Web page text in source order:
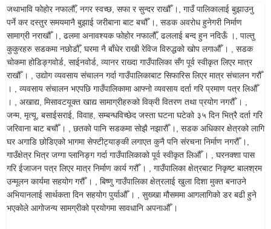
जथाभावि फोहोर नफालौँ, नगर स्वच्छ, सफा र सुन्दर राखौँ ।, गाउँ पालिकालाई बुझाउनु
पर्ने कर दस्तुर समयमानै बुझाई जरीबाना बाट बचौँ ।, सडक अवरोध हुनेगरी निर्माण
सामाग्री नराखौँ ।, ढलमा अनावश्यक फोहोर नफालौँ, ढललाई बन्द हुन नदिऊँ ।, पाल्तु
कुकुरहरु सडकमा नछोडौँ, घरमा नै बाँधेर राखी रेविज विरुद्धको खोप लगाऔँ । , सडक
चोकमा होडिङ्गवोर्ड, साईनवोर्ड, व्यानर राख्दा गाउँपालिका सँग पूर्व स्वीकृत लिएर मात्र
राखौँ । , उद्योग व्यवसाय संचालन गर्दा गाउँपालिकाबाट सिफारिस लिएर मात्र संचालन गरौँ
। , व्यवसाय संचालन भएपछि गाउँपालिकामा आफ्नो व्यवसाय दर्ता गरि प्रमाण पत्र लिऔँ
। , अखाद्य, मिसावटयूक्त खाद्य सामाग्रीहरुको विक्री वितरण तथा प्रयोग नगरौँ । ,
जन्म, मृत्यू, बसाईसराई, विवाह, सम्बन्धविच्छेद जस्ता घटना घटेको ३५ दिन भित्रै दर्ता गरि
जरिवाना बाट बचौँ । , छतको पानि सडकमा सोझै नझारौँ ।, सडक अधिकार क्षेत्रको लागि
घर अगाडि छोडिएको भागमा सेफ्टीट्याङ्की लगाएत कुनै पनि संरचना निर्माण नगरौँ ।,
गाउँक्षेत्र भित्र जग्गा प्लानिङ्ग गर्दा गाउँपालिकाको पूर्व स्वीकृत लिऔँ । , घरनक्शा पास
गरि ईजाजन पत्र लिएर मात्र निर्माण कार्य गरौँ । , गाउँपालिका क्षेत्रबाट निकृष्ट बालश्रम
उन्मूलन कार्यमा सहयोग गरौँ । , बिष्णु गाउँपालिका क्षेत्रलाई खुला दिशा मुक्त बनाउने
अभियानलाई सार्थकता दिन सहयोग पुर्याऔँ । , सुख्खा मौसममा आगलागिको डर बढी हुने
भएकोले आगोजन्य सामग्रीको प्रयोगमा सावधानि अपनाऔँ ।